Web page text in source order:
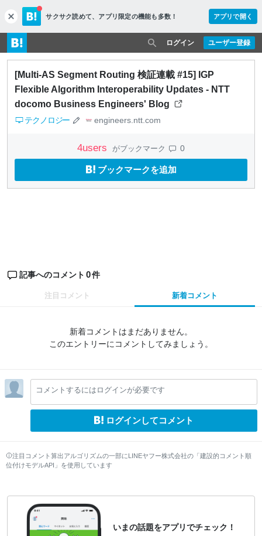
c
l
o
s
e
サクサク読めて、 アプリ限定の機能も多数！ アプリで開く
ユーザー登録
ログイン
[Multi-AS Segment Routing 検証連載 #15] IGP
Flexible Algorithm Interoperability Updates - NTT
docomo Business Engineers' Blog
テクノロジー engineers.ntt.com
4users がブックマーク 0
ブックマークを追加
記事へのコメント 0件
注目コメント 新着コメント
新着コメントはまだありません。
このエントリーにコメントしてみましょう。
コメントするにはログインが必要です
ログインしてコメント
注目コメント算出アルゴリズムの一部にLINEヤフー株式会社の「建設的コメント順
位付けモデルAPI」を使用しています
いまの話題をアプリでチェック！